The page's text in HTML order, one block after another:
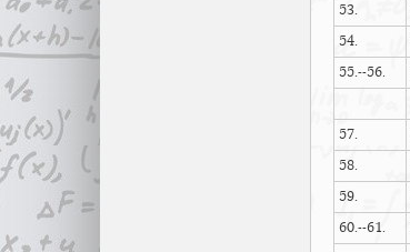
53.
54.
55.--56.
57.
58.
59.
60.--61.